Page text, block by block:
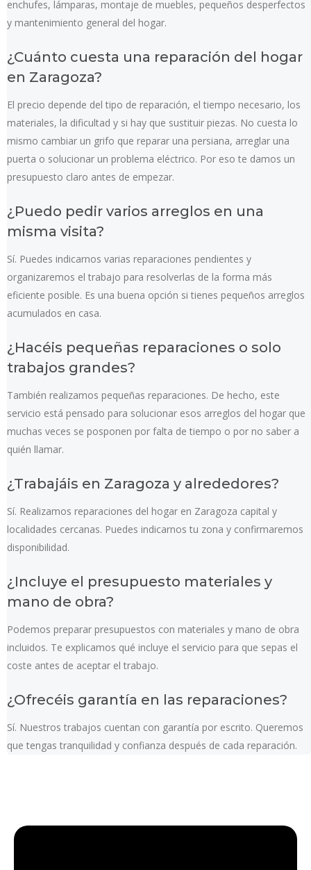
enchufes, lámparas, montaje de muebles, pequeños desperfectos
y mantenimiento general del hogar.
¿Cuánto cuesta una reparación del hogar
en Zaragoza?
El precio depende del tipo de reparación, el tiempo necesario, los
materiales, la dificultad y si hay que sustituir piezas. No cuesta lo
mismo cambiar un grifo que reparar una persiana, arreglar una
puerta o solucionar un problema eléctrico. Por eso te damos un
presupuesto claro antes de empezar.
¿Puedo pedir varios arreglos en una
misma visita?
Sí. Puedes indicarnos varias reparaciones pendientes y
organizaremos el trabajo para resolverlas de la forma más
eficiente posible. Es una buena opción si tienes pequeños arreglos
acumulados en casa.
¿Hacéis pequeñas reparaciones o solo
trabajos grandes?
También realizamos pequeñas reparaciones. De hecho, este
servicio está pensado para solucionar esos arreglos del hogar que
muchas veces se posponen por falta de tiempo o por no saber a
quién llamar.
¿Trabajáis en Zaragoza y alrededores?
Sí. Realizamos reparaciones del hogar en Zaragoza capital y
localidades cercanas. Puedes indicarnos tu zona y confirmaremos
disponibilidad.
¿Incluye el presupuesto materiales y
mano de obra?
Podemos preparar presupuestos con materiales y mano de obra
incluidos. Te explicamos qué incluye el servicio para que sepas el
coste antes de aceptar el trabajo.
¿Ofrecéis garantía en las reparaciones?
Sí. Nuestros trabajos cuentan con garantía por escrito. Queremos
que tengas tranquilidad y confianza después de cada reparación.